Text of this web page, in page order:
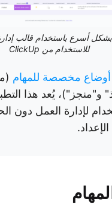
بشكل أسرع باستخدام قالب
للاستخدام من ClickUp
أوضاع مخصصة للمهام
و"منجز")، يُعد هذا
لإدارة العمل دون